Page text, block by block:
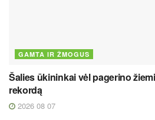
GAMTA IR ŽMOGUS
Šalies ūkininkai vėl pagerino
rekordą
2026 08 07